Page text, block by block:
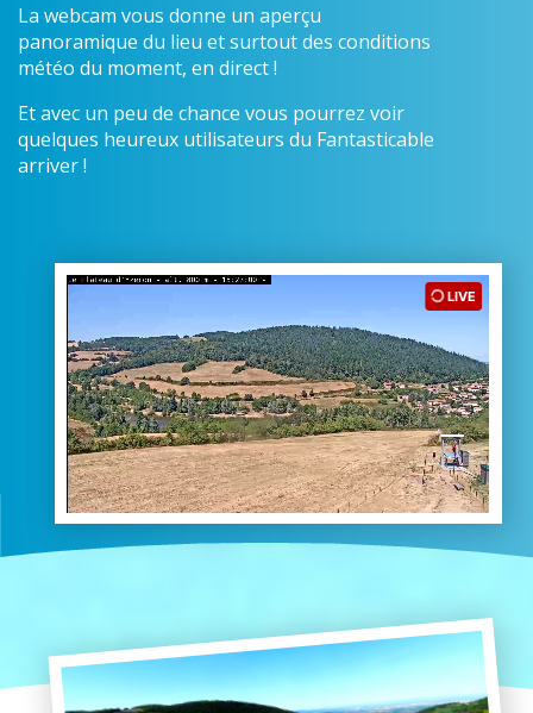
La webcam vous donne un aperçu
panoramique du lieu et surtout des conditions
météo du moment, en direct !
Et avec un peu de chance vous pourrez voir
quelques heureux utilisateurs du Fantasticable
arriver !